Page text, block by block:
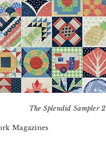
The Splendid Sampler 2